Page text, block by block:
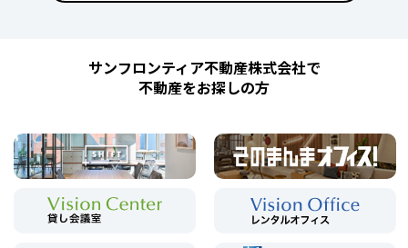
サンフロンティア不動産株式会社で
不動産をお探しの方